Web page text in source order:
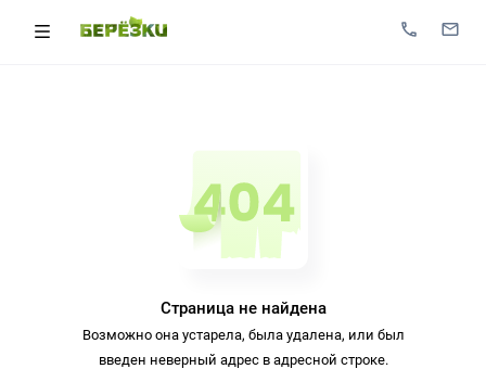
Страница не найдена
Возможно она устарела, была удалена, или был
введен неверный адрес в адресной строке.